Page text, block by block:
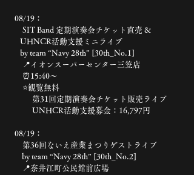
08/19：
SIT Band 定期演奏会チケット直売 &
UHNCR活動支援ミニライブ
by team “Navy 28th” [30th_No.1]
📍イオンスーパーセンター三笠店
⏰15:40〜
⭐️観覧無料
第31回定期演奏会チケット販売ライブ
UNHCR活動支援募金：16,797円
08/19：
第36回ないえ産業まつりゲストライブ
by team “Navy 28th” [30th_No.2]
📍奈井江町公民館前広場